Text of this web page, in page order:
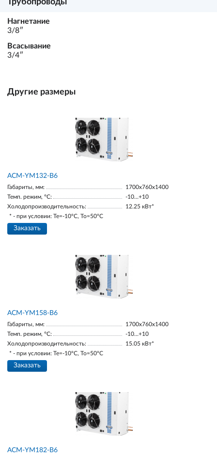
Трубопроводы
Нагнетание
3/8ʺ
Всасывание
3/4ʺ
Другие размеры
АСМ-YM132-В6
Габариты, мм:
1700х760х1400
Темп. режим, °С:
-10…+10
Холодопроизводительность:
12.25 кВт*
* - при условии: Te=-10ºC, To=50ºC
Заказать
АСМ-YM158-В6
Габариты, мм:
1700х760х1400
Темп. режим, °С:
-10…+10
Холодопроизводительность:
15.05 кВт*
* - при условии: Te=-10ºC, To=50ºC
Заказать
АСМ-YM182-В6